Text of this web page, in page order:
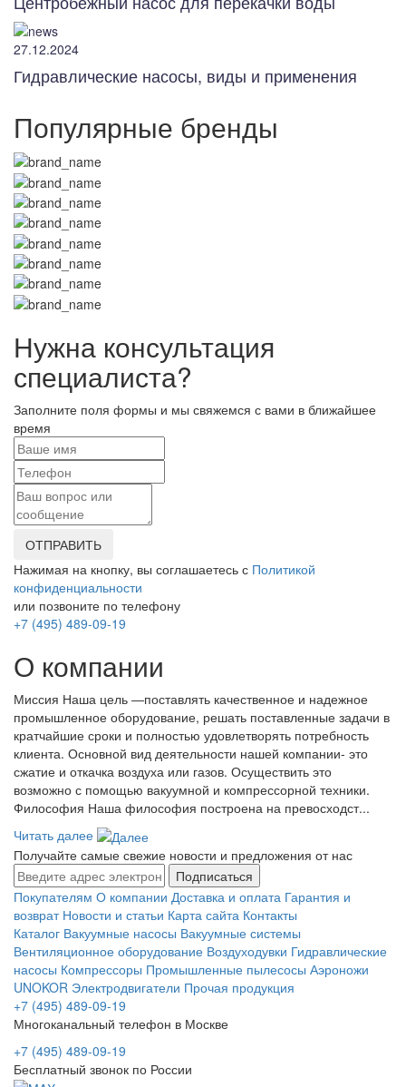
27.12.2024
Гидравлические насосы, виды и применения
Популярные бренды
Нужна консультация
специалиста?
Заполните поля формы и мы свяжемся с вами в ближайшее
время
ОТПРАВИТЬ
Нажимая на кнопку, вы соглашаетесь с Политикой
конфиденциальности
или позвоните по телефону
+7 (495) 489-09-19
О компании
Миссия Наша цель ―поставлять качественное и надежное
промышленное оборудование, решать поставленные задачи в
кратчайшие сроки и полностью удовлетворять потребность
клиента. Основной вид деятельности нашей компании- это
сжатие и откачка воздуха или газов. Осуществить это
возможно с помощью вакуумной и компрессорной техники.
Философия Наша философия построена на превосходст...
Читать далее
Получайте самые свежие новости и предложения от нас
Подписаться
Покупателям О компании Доставка и оплата Гарантия и
возврат Новости и статьи Карта сайта Контакты
Каталог Вакуумные насосы Вакуумные системы
Вентиляционное оборудование Воздуходувки Гидравлические
насосы Компрессоры Промышленные пылесосы Аэроножи
UNOKOR Электродвигатели Прочая продукция
+7 (495) 489-09-19
Многоканальный телефон в Москве
+7 (495) 489-09-19
Бесплатный звонок по России